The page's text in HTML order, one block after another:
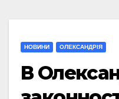
НОВИНИ ОЛЕКСАНДРІЯ
В